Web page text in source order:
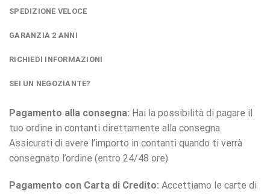
SPEDIZIONE VELOCE
GARANZIA 2 ANNI
RICHIEDI INFORMAZIONI
SEI UN NEGOZIANTE?
Pagamento alla consegna: Hai la possibilità di pagare il
tuo ordine in contanti direttamente alla consegna.
Assicurati di avere l’importo in contanti quando ti verrà
consegnato l’ordine (entro 24/48 ore)
Pagamento con Carta di Credito: Accettiamo le carte di